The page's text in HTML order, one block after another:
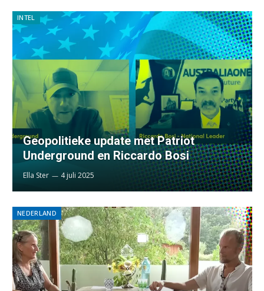
INTEL
Geopolitieke update met Patriot
Underground en Riccardo Bosi
Ella Ster 4 juli 2025
NEDERLAND